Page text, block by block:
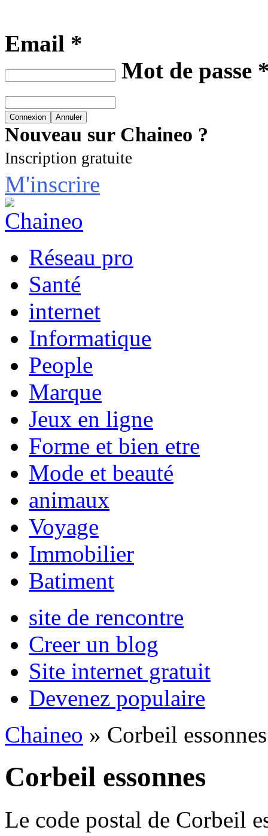
Email *
Mot de passe
Nouveau sur Chaineo ?
Inscription gratuite
M'inscrire
Réseau pro
Santé
internet
Informatique
People
Marque
Jeux en ligne
Forme et bien etre
Mode et beauté
animaux
Voyage
Immobilier
Batiment
site de rencontre
Creer un blog
Site internet gratuit
Devenez populaire
Chaineo » Corbeil essonnes
Corbeil essonnes
Le code postal de Corbeil